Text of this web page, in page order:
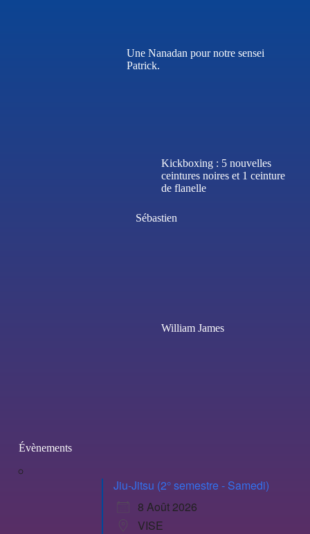
Une Nanadan pour notre sensei
Patrick.
Kickboxing : 5 nouvelles
ceintures noires et 1 ceinture
de flanelle
Sébastien
William James
Évènements
Jiu-Jitsu (2° semestre - Samedi)
8 Août 2026
VISE